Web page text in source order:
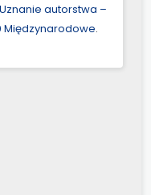
autorstwa –
Międzynarodowe.